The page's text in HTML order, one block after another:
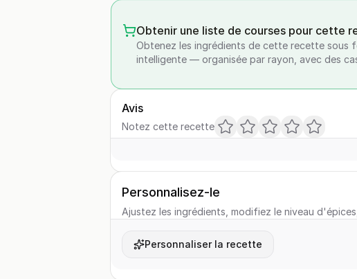
Obtenir une liste de courses pour cette
Obtenez les ingrédients de cette recette sous
intelligente — organisée par rayon, avec des
Avis
Notez cette recette
Personnalisez-le
Ajustez les ingrédients, modifiez le niveau
Personnaliser la recette